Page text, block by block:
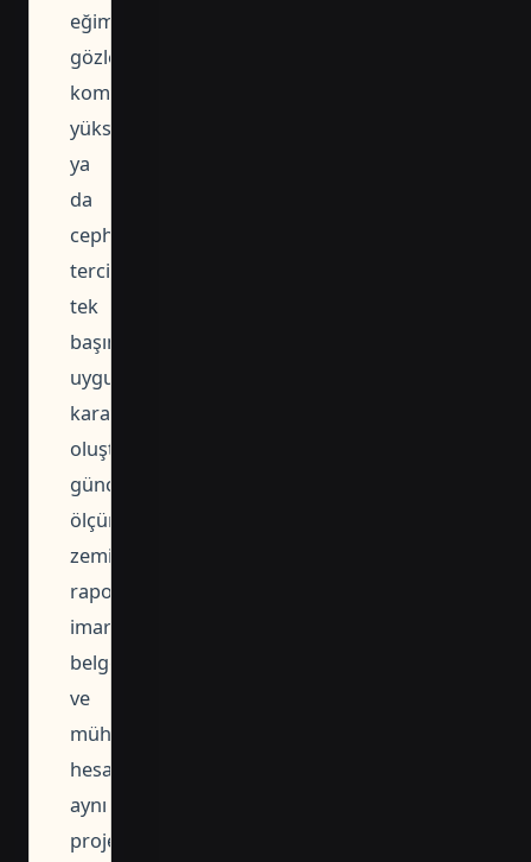
eğim
gözlemi,
komşu
yükseklikleri
ya
da
cephe
tercihi
tek
başına
uygulama
kararı
oluşturmaz;
güncel
ölçüm,
zemin
raporu,
imar
belgesi
ve
mühendislik
hesabı
aynı
proje